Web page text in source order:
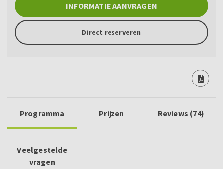
INFORMATIE AANVRAGEN
Direct reserveren
Programma Prijzen Reviews (74)
Veelgestelde
vragen